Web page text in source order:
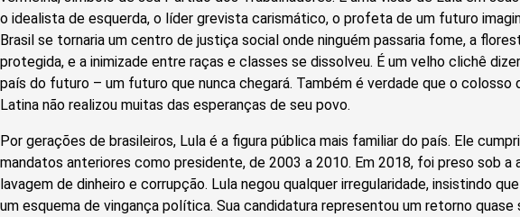
o idealista de esquerda, o líder grevista carismático, o profeta de um futuro
Brasil se tornaria um centro de justiça social onde ninguém passaria fome, a
protegida, e a inimizade entre raças e classes se dissolveu. É um velho clichê
país do futuro – um futuro que nunca chegará. Também é verdade que o colosso
Latina não realizou muitas das esperanças de seu povo.
Por gerações de brasileiros, Lula é a figura pública mais familiar do país. Ele
mandatos anteriores como presidente, de 2003 a 2010. Em 2018, foi preso sob a
lavagem de dinheiro e corrupção. Lula negou qualquer irregularidade, insistindo
um esquema de vingança política. Sua candidatura representou um retorno quase